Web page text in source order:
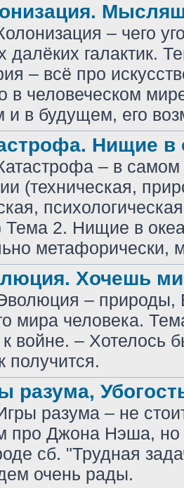
– чего
далёких галактик.
– всё про
в человеческом
в будущем, его
Нищие в
– в
(техническая,
Тема 2. Нищие в
метафорически,
Хочешь
– природы,
мира человека.
к войне. – Хотелось
получится.
разума,
разума – не
про Джона Нэша, но
сб. "Трудная
очень рады.